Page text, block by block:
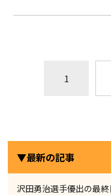
▼最新の記事
沢田勇治選手優出の最終
1